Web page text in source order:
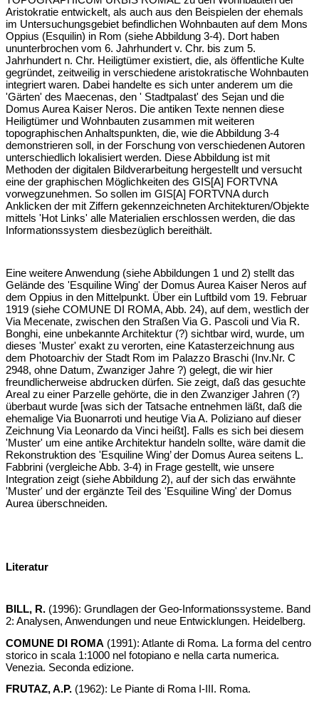
Aristokratie entwickelt, als auch aus den Beispielen der ehemals
im Untersuchungsgebiet befindlichen Wohnbauten auf dem Mons
Oppius (Esquilin) in Rom (siehe Abbildung 3-4). Dort haben
ununterbrochen vom 6. Jahrhundert v. Chr. bis zum 5.
Jahrhundert n. Chr. Heiligtümer existiert, die, als öffentliche Kulte
gegründet, zeitweilig in verschiedene aristokratische Wohnbauten
integriert waren. Dabei handelte es sich unter anderem um die
'Gärten' des Maecenas, den ' Stadtpalast' des Sejan und die
Domus Aurea Kaiser Neros. Die antiken Texte nennen diese
Heiligtümer und Wohnbauten zusammen mit weiteren
topographischen Anhaltspunkten, die, wie die Abbildung 3-4
demonstrieren soll, in der Forschung von verschiedenen Autoren
unterschiedlich lokalisiert werden. Diese Abbildung ist mit
Methoden der digitalen Bildverarbeitung hergestellt und versucht
eine der graphischen Möglichkeiten des GIS[A] FORTVNA
vorwegzunehmen. So sollen im GIS[A] FORTVNA durch
Anklicken der mit Ziffern gekennzeichneten Architekturen/Objekte
mittels 'Hot Links' alle Materialien erschlossen werden, die das
Informationssystem diesbezüglich bereithält.
Eine weitere Anwendung (siehe Abbildungen 1 und 2) stellt das
Gelände des 'Esquiline Wing' der Domus Aurea Kaiser Neros auf
dem Oppius in den Mittelpunkt. Über ein Luftbild vom 19. Februar
1919 (siehe COMUNE DI ROMA, Abb. 24), auf dem, westlich der
Via Mecenate, zwischen den Straßen Via G. Pascoli und Via R.
Bonghi, eine unbekannte Architektur (?) sichtbar wird, wurde, um
dieses 'Muster' exakt zu verorten, eine Katasterzeichnung aus
dem Photoarchiv der Stadt Rom im Palazzo Braschi (Inv.Nr. C
2948, ohne Datum, Zwanziger Jahre ?) gelegt, die wir hier
freundlicherweise abdrucken dürfen. Sie zeigt, daß das gesuchte
Areal zu einer Parzelle gehörte, die in den Zwanziger Jahren (?)
überbaut wurde [was sich der Tatsache entnehmen läßt, daß die
ehemalige Via Buonarroti und heutige Via A. Poliziano auf dieser
Zeichnung Via Leonardo da Vinci heißt]. Falls es sich bei diesem
'Muster' um eine antike Architektur handeln sollte, wäre damit die
Rekonstruktion des 'Esquiline Wing’ der Domus Aurea seitens L.
Fabbrini (vergleiche Abb. 3-4) in Frage gestellt, wie unsere
Integration zeigt (siehe Abbildung 2), auf der sich das erwähnte
'Muster' und der ergänzte Teil des 'Esquiline Wing' der Domus
Aurea überschneiden.
Literatur
BILL, R. (1996): Grundlagen der Geo-Informationssysteme. Band
2: Analysen, Anwendungen und neue Entwicklungen. Heidelberg.
COMUNE DI ROMA (1991): Atlante di Roma. La forma del centro
storico in scala 1:1000 nel fotopiano e nella carta numerica.
Venezia. Seconda edizione.
FRUTAZ, A.P. (1962): Le Piante di Roma I-III. Roma.